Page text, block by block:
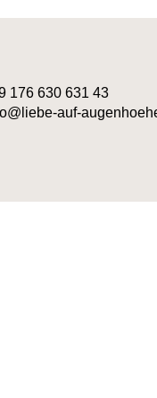
176 630 631 43
auf-